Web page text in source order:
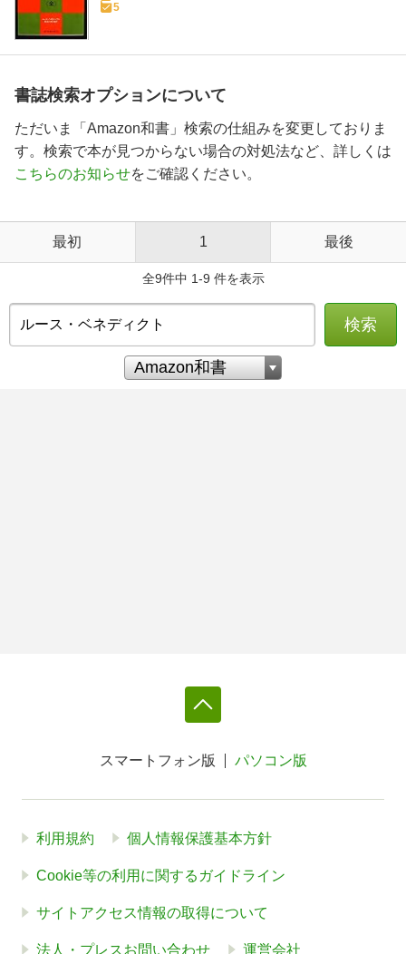
5
書誌検索オプションについて
ただいま「Amazon和書」検索の仕組みを変更しておりま
す。検索で本が見つからない場合の対処法など、詳しくは
こちらのお知らせをご確認ください。
最初 1 最後
全9件中 1-9 件を表示
検索
スマートフォン版 パソコン版
利用規約 個人情報保護基本方針
Cookie等の利用に関するガイドライン
サイトアクセス情報の取得について
法人・プレスお問い合わせ 運営会社